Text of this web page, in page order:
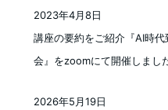
講座の要約をご紹介『AI時
会』をzoomにて開催しまし
2023年4月8日
2026年5月19日